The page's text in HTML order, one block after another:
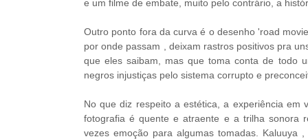
e um filme de embate, muito pelo contrário, a
Outro ponto fora da curva é o desenho 'road
por onde passam , deixam rastros positivos pra
que eles saibam, mas que toma conta de todo
negros injustiças pelo sistema corrupto e
No que diz respeito a estética, a experiência em
fotografia é quente e atraente e a trilha sonora
vezes emoção para algumas tomadas. Kaluuya